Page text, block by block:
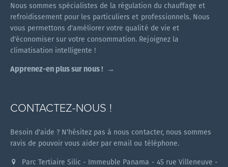
Nous sommes spécialistes de la régulation du chauffage et
refroidissement pour les particuliers et professionnels. Nous
vous permettons d'améliorer votre qualité de vie et
d'économiser sur votre consommation. Rejoignez la
climatisation intelligente !
Apprenez-en plus sur nous !
CONTACTEZ-NOUS !
Besoin d'aide ? N'hésitez pas à nous contacter, nous sommes
ravis de pouvoir vous aider par email ou téléphone.
Parc Tertiaire Silic - Immeuble Panama - 45 rue Villeneuve -